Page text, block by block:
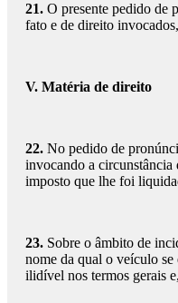
21. O presente pedido de
fato e de direito
V. Matéria de direito
22. No pedido de
invocando a circunstância
imposto que lhe foi
23. Sobre o âmbito de
nome da qual o veículo se
ilidível nos termos gerais